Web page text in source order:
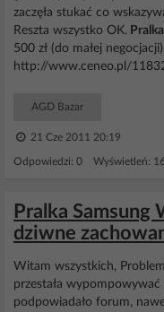
zaczęła stukać co
Reszta wszystko OK. Pralka
500 zł (do małej
http://www.ceneo.pl/
AGD Bazar
21 Cze 2011 20:19
Odpowiedzi: 0 Wyświetleń:
Pralka
dziwne
Witam wszystkich,
przestała
podpowiadało forum,